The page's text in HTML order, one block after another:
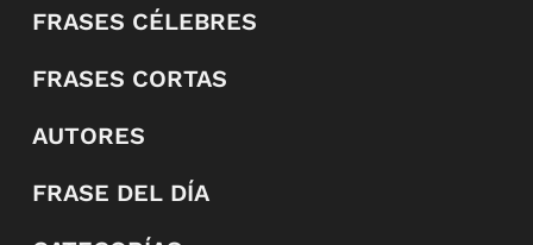
FRASES CÉLEBRES
FRASES CORTAS
AUTORES
FRASE DEL DÍA